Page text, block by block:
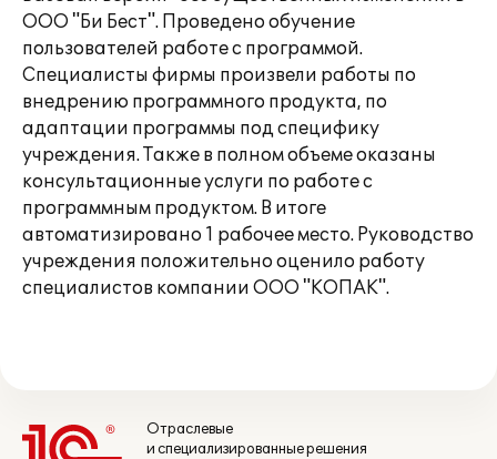
ООО "Би Бест". Проведено обучение
пользователей работе с программой.
Специалисты фирмы произвели работы по
внедрению программного продукта, по
адаптации программы под специфику
учреждения. Также в полном объеме оказаны
консультационные услуги по работе с
программным продуктом. В итоге
автоматизировано 1 рабочее место. Руководство
учреждения положительно оценило работу
специалистов компании ООО "КОПАК".
Отраслевые
и специализированные решения